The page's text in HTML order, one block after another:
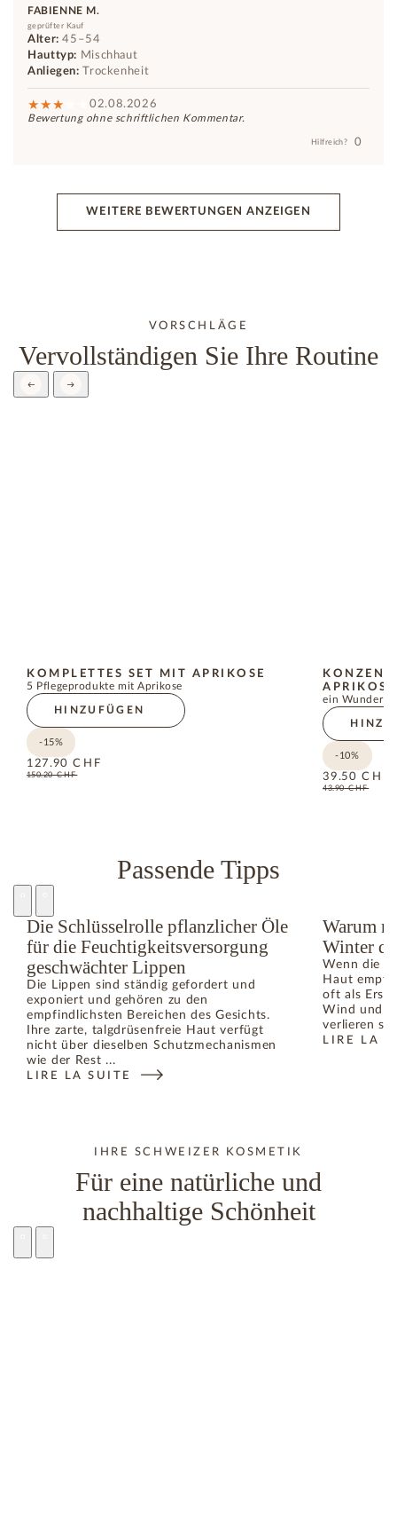
FABIENNE M.
geprüfter Kauf
Alter: 45–54
Hauttyp: Mischhaut
Anliegen: Trockenheit
02.08.2026
Bewertung ohne schriftlichen Kommentar.
Hilfreich? 0
WEITERE BEWERTUNGEN ANZEIGEN
VORSCHLÄGE
Vervollständigen Sie Ihre Routine
KOMPLETTES SET MIT APRIKOSE
5 Pflegeprodukte mit Aprikose
HINZUFÜGEN
-15%
127.90 CHF
150.20CHF
ein Wunder
-10%
39.50 CHF
43.90CHF
Passende Tipps
Die Schlüsselrolle pflanzlicher Öle
für die Feuchtigkeitsversorgung
geschwächter Lippen
Die Lippen sind ständig gefordert und
exponiert und gehören zu den
empfindlichsten Bereichen des Gesichts.
Ihre zarte, talgdrüsenfreie Haut verfügt
nicht über dieselben Schutzmechanismen
wie der Rest ...
LIRE LA SUITE
Warum
Winter
Wenn die
Haut
oft als
Wind und
verlieren
LIRE LA
IHRE SCHWEIZER KOSMETIK
Für eine natürliche und
nachhaltige Schönheit